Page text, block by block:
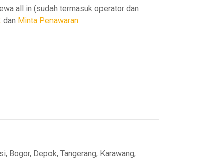
all in (sudah termasuk operator dan
dan Minta Penawaran.
Bogor, Depok, Tangerang, Karawang,